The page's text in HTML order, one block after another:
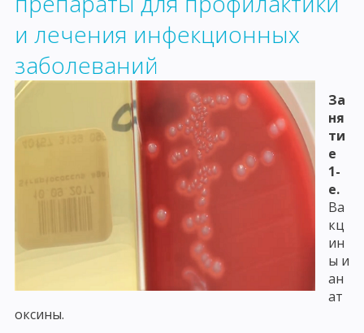
и лечения инфекционных
заболеваний
За
ня
ти
е
1-
е.
Ва
кц
ин
ы и
ан
ат
оксины.